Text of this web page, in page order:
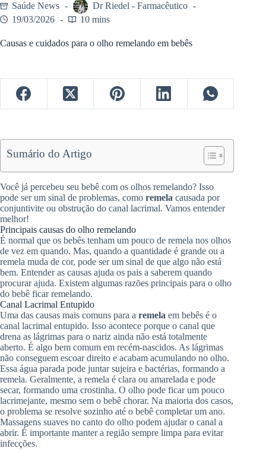
Saúde News
Dr Riedel - Farmacêutico
19/03/2026
10 mins
Causas e cuidados para o olho remelando em bebês
Sumário do Artigo
Você já percebeu seu bebê com os olhos remelando? Isso
pode ser um sinal de problemas, como remela causada por
conjuntivite ou obstrução do canal lacrimal. Vamos entender
melhor!
Principais causas do olho remelando
É normal que os bebês tenham um pouco de remela nos olhos
de vez em quando. Mas, quando a quantidade é grande ou a
remela muda de cor, pode ser um sinal de que algo não está
bem. Entender as causas ajuda os pais a saberem quando
procurar ajuda. Existem algumas razões principais para o olho
do bebê ficar remelando.
Canal Lacrimal Entupido
Uma das causas mais comuns para a remela em bebês é o
canal lacrimal entupido. Isso acontece porque o canal que
drena as lágrimas para o nariz ainda não está totalmente
aberto. É algo bem comum em recém-nascidos. As lágrimas
não conseguem escoar direito e acabam acumulando no olho.
Essa água parada pode juntar sujeira e bactérias, formando a
remela. Geralmente, a remela é clara ou amarelada e pode
secar, formando uma crostinha. O olho pode ficar um pouco
lacrimejante, mesmo sem o bebê chorar. Na maioria dos casos,
o problema se resolve sozinho até o bebê completar um ano.
Massagens suaves no canto do olho podem ajudar o canal a
abrir. É importante manter a região sempre limpa para evitar
infecções.